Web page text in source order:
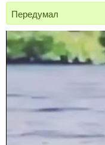
Передумал